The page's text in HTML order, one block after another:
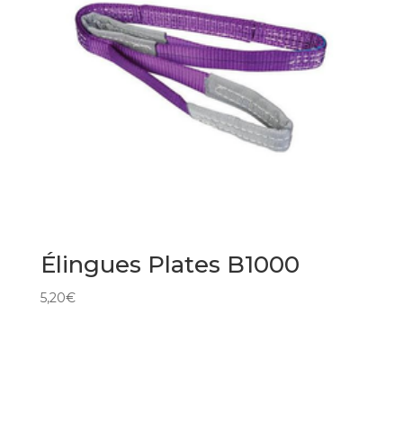
Élingues Plates B1000
5,20€